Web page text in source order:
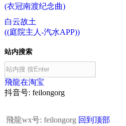
(衣冠南渡纪念曲)
白云故土
((庭院主人-汽水APP))
站内搜索
飛龍在淘宝
抖音号: feilongorg
飛龍wx号: feilongorg 回到顶部